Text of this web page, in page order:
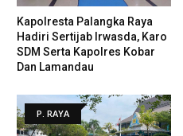
Kapolresta Palangka Raya
Hadiri Sertijab Irwasda, Karo
SDM Serta Kapolres Kobar
Dan Lamandau
P. RAYA